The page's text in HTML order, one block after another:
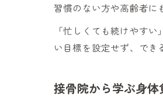
習慣のない方や高齢者に
「忙しくても続けやす
い目標を設定せず、でき
接骨院から学ぶ身